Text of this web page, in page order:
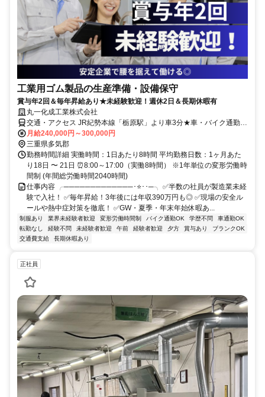
工業用ゴム製品の生産準備・設備保守
賞与年2回＆毎年昇給あり★未経験歓迎！週休2日＆長期休暇有
丸一化成工業株式会社
交通・アクセス JR紀勢本線「栃原駅」より車3分★車・バイク通勤
OK
月給240,000円～300,000円
三重県多気郡
勤務時間詳細 実働時間：1日あたり8時間 平均勤務日数：1ヶ月あた
り18日 〜 21日 ⏰8:00～17:00（実働8時間） ※1年単位の変形労働時
間制 (年間総労働時間2040時間)
仕事内容 ╭─────────────･⭐･･─╮ ✅半数の社員が製造業未経
験で入社！ ✅毎年昇給！3年後には年収390万円も◎ ✅現場の安全ル
ールや熱中症対策を徹底！ ✅GW・夏季・年末年始休暇あ...
制服あり 業界未経験者歓迎 変形労働時間制 バイク通勤OK 学歴不問
車通勤OK
転勤なし
経験不問 未経験者歓迎 午前 経験者歓迎 夕方 賞与あり
ブランクOK
交通費支給
長期休暇あり
正社員